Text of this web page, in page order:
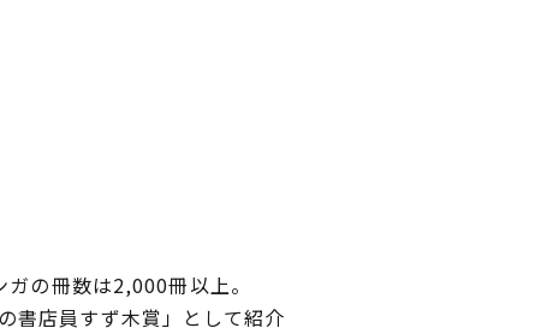
の冊数は2,000冊以上。
書店員すず木賞」として紹介